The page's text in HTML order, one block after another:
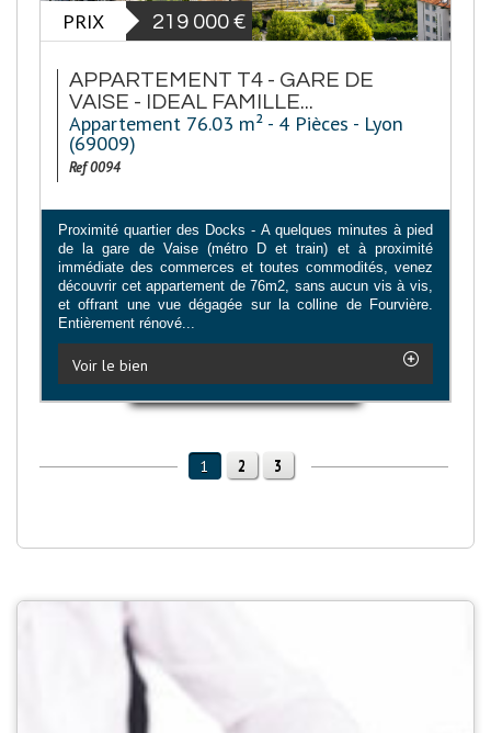
PRIX 219 000 €
APPARTEMENT T4 - GARE DE
VAISE - IDEAL FAMILLE...
Appartement 76.03 m² - 4 Pièces - Lyon
(69009)
Ref 0094
Proximité quartier des Docks - A quelques minutes à pied
de la gare de Vaise (métro D et train) et à proximité
immédiate des commerces et toutes commodités, venez
découvrir cet appartement de 76m2, sans aucun vis à vis,
et offrant une vue dégagée sur la colline de Fourvière.
Entièrement rénové...
Voir le bien
1 2 3